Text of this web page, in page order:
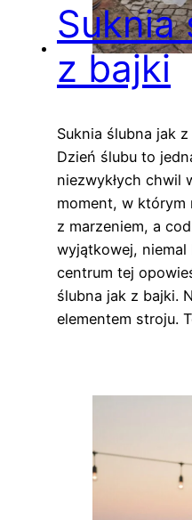
Suknia
z bajki
Suknia ślubna jak
Dzień ślubu to
niezwykłych chwil
moment, w
z marzeniem, a
wyjątkowej, niemal
centrum tej
ślubna jak z bajki.
elementem stroju.